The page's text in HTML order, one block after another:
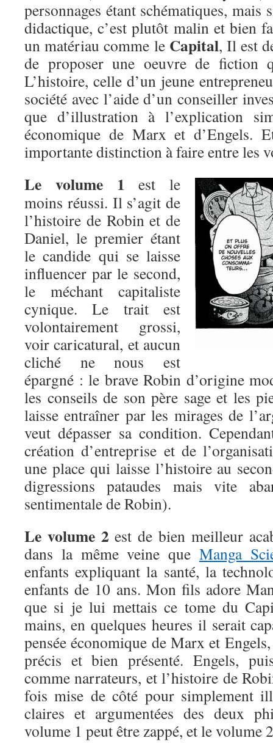
personnages étant schématiques, mais
didactique, c’est plutôt malin et bien
un matériau comme le Capital, Il est
de proposer une oeuvre de fiction
L’histoire, celle d’un jeune
société avec l’aide d’un conseiller
que d’illustration à l’explication
économique de Marx et
importante distinction à faire entre les
Le volume 1 est le
moins réussi. Il s’agit de
l’histoire de Robin et de
Daniel, le premier étant
le candide qui se laisse
influencer par le second,
le méchant capitaliste
cynique. Le trait est
volontairement grossi,
voir caricatural, et aucun
cliché ne nous est
épargné : le brave Robin d’origine
les conseils de son père sage et les
laisse entraîner par les mirages de
veut dépasser sa condition.
création d’entreprise et de
une place qui laisse l’histoire au
digressions pataudes mais vite
sentimentale de Robin).
Le volume 2 est de bien meilleur
dans la même veine que Manga
enfants expliquant la santé, la
enfants de 10 ans. Mon fils adore
que si je lui mettais ce tome du
mains, en quelques heures il serait
pensée économique de Marx et
précis et bien présenté. Engels,
comme narrateurs, et l’histoire de
fois mise de côté pour simplement
claires et argumentées des deux
volume 1 peut être zappé, et le volume